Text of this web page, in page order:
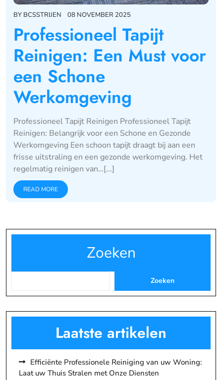
BY BCSSTRIJEN 08 NOVEMBER 2025
Professioneel Tapijt
Reinigen: Een Must voor
een Schone
Werkomgeving
Professioneel Tapijt Reinigen Professioneel Tapijt
Reinigen: Belangrijk voor een Schone en Gezonde
Werkomgeving Een schoon tapijt draagt bij aan een
frisse uitstraling en een gezonde werkomgeving. Het
regelmatig reinigen van…[...]
READ MORE
Zoeken
Zoeken
Laatste artikelen
Efficiënte Professionele Reiniging van uw Woning:
Laat uw Thuis Stralen met Onze Diensten